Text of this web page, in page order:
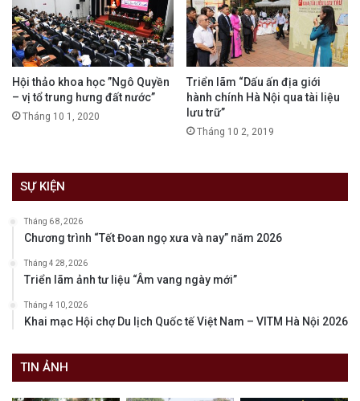
Hội thảo khoa học ”Ngô Quyền
– vị tổ trung hưng đất nước”
Tháng 10 1, 2020
Triển lãm “Dấu ấn địa giới
hành chính Hà Nội qua tài liệu
lưu trữ”
Tháng 10 2, 2019
SỰ KIỆN
Tháng 6 8, 2026
Chương trình “Tết Đoan ngọ xưa và nay” năm 2026
Tháng 4 28, 2026
Triển lãm ảnh tư liệu “Âm vang ngày mới”
Tháng 4 10, 2026
Khai mạc Hội chợ Du lịch Quốc tế Việt Nam – VITM Hà Nội 2026
TIN ẢNH